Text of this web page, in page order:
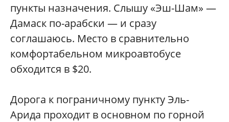
пункты назначения. Слышу «Эш-Шам» —
Дамаск по-арабски — и сразу
соглашаюсь. Место в сравнительно
комфортабельном микроавтобусе
обходится в $20.
Дорога к пограничному пункту Эль-
Арида проходит в основном по горной